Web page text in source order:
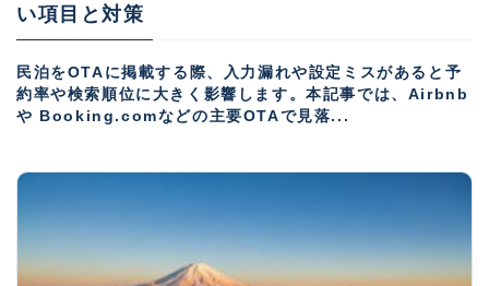
い項目と対策
民泊をOTAに掲載する際、入力漏れや設定ミスがあると予
約率や検索順位に大きく影響します。本記事では、Airbnb
や Booking.comなどの主要OTAで見落...